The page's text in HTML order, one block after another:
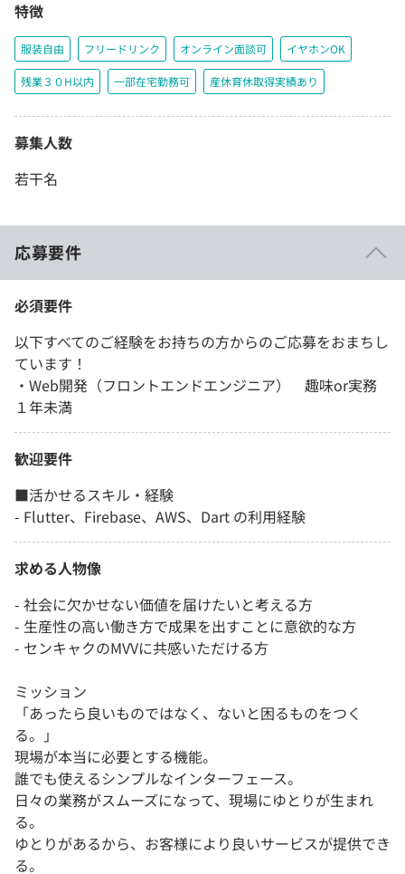
特徴
服装自由 フリードリンク オンライン面談可 イヤホンOK
残業３０H以内 一部在宅勤務可 産休育休取得実績あり
募集人数
若干名
応募要件
必須要件
以下すべてのご経験をお持ちの方からのご応募をおまちし
ています！
・Web開発（フロントエンドエンジニア） 趣味or実務
１年未満
歓迎要件
■活かせるスキル・経験
- Flutter、Firebase、AWS、Dart の利用経験
求める人物像
- 社会に欠かせない価値を届けたいと考える方
- 生産性の高い働き方で成果を出すことに意欲的な方
- センキャクのMVVに共感いただける方
ミッション
「あったら良いものではなく、ないと困るものをつく
る。」
現場が本当に必要とする機能。
誰でも使えるシンプルなインターフェース。
日々の業務がスムーズになって、現場にゆとりが生まれ
る。
ゆとりがあるから、お客様により良いサービスが提供でき
る。